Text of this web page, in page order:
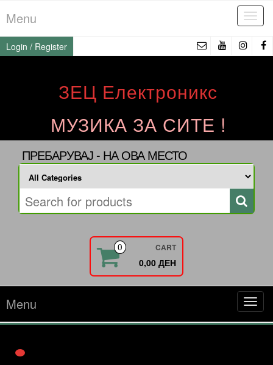
to
the
content
Menu
Login / Register
ЗЕЦ Електроникс
МУЗИКА ЗА СИТЕ !
ПРЕБАРУВАЈ - НА ОВА МЕСТО
0 CART
0,00 ДЕН
Menu